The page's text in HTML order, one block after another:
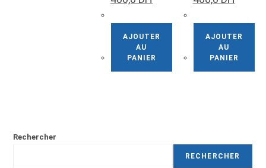
AJOUTER
AU
PANIER
AJOUTER
AU
PANIER
Rechercher
RECHERCHER